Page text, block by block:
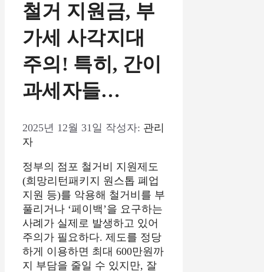
철거 지원금, 부
가세 사각지대
주의! 특히, 간이
과세자들…
2025년 12월 31일 작성자: 관리
자
정부의 점포 철거비 지원제도
(희망리턴패키지 원스톱 폐업
지원 등)를 악용해 철거비를 부
풀리거나 ‘페이백’을 요구하는
사례가 실제로 발생하고 있어
주의가 필요하다. 제도를 정당
하게 이용하면 최대 600만원까
지 부담을 줄일 수 있지만, 잘